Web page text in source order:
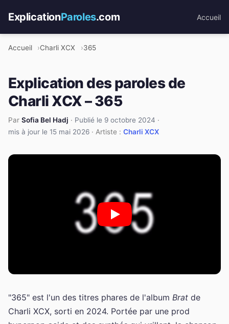
ExplicationParoles.com Accueil
Accueil Charli XCX 365
Explication des paroles de
Charli XCX – 365
Par Sofia Bel Hadj · Publié le 9 octobre 2024 ·
mis à jour le 15 mai 2026 · Artiste : Charli XCX
"365" est l'un des titres phares de l'album Brat de
Charli XCX, sorti en 2024. Portée par une prod